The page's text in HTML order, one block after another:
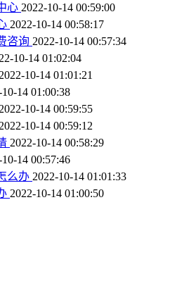
心 2022-10-14 00:59:00
2022-10-14 00:58:17
咨询 2022-10-14 00:57:34
10-14 01:02:04
2022-10-14 01:01:21
10-14 01:00:38
2022-10-14 00:59:55
2022-10-14 00:59:12
2022-10-14 00:58:29
10-14 00:57:46
么办 2022-10-14 01:01:33
2022-10-14 01:00:50